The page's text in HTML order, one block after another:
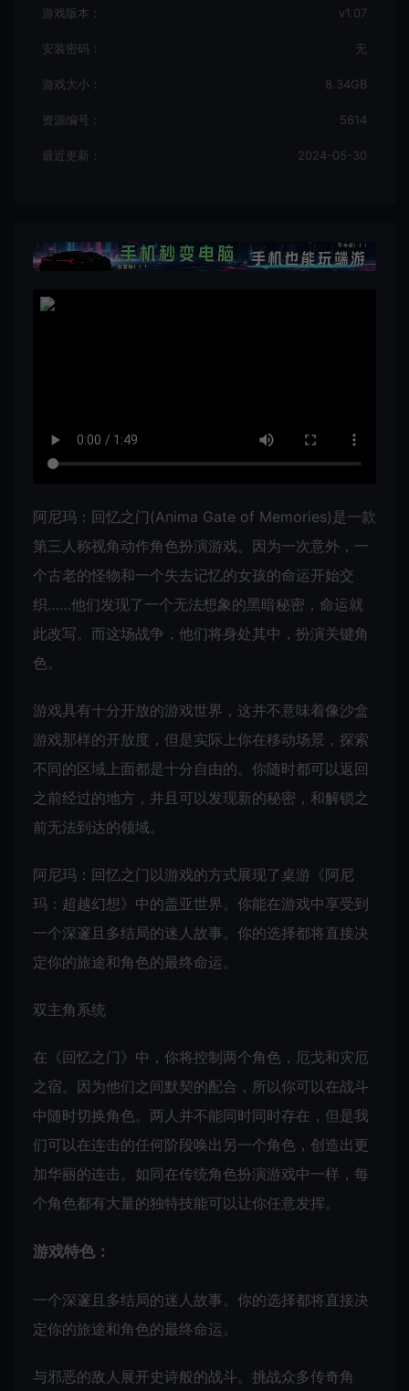
游戏版本： v1.07
安装密码： 无
游戏大小： 8.34GB
资源编号： 5614
最近更新： 2024-05-30
阿尼玛：回忆之门(Anima Gate of Memories)是一款
第三人称视角动作角色扮演游戏。因为一次意外，一
个古老的怪物和一个失去记忆的女孩的命运开始交
织……他们发现了一个无法想象的黑暗秘密，命运就
此改写。而这场战争，他们将身处其中，扮演关键角
色。
游戏具有十分开放的游戏世界，这并不意味着像沙盒
游戏那样的开放度，但是实际上你在移动场景，探索
不同的区域上面都是十分自由的。你随时都可以返回
之前经过的地方，并且可以发现新的秘密，和解锁之
前无法到达的领域。
阿尼玛：回忆之门以游戏的方式展现了桌游《阿尼
玛：超越幻想》中的盖亚世界。你能在游戏中享受到
一个深邃且多结局的迷人故事。你的选择都将直接决
定你的旅途和角色的最终命运。
双主角系统
在《回忆之门》中，你将控制两个角色，厄戈和灾厄
之宿。因为他们之间默契的配合，所以你可以在战斗
中随时切换角色。两人并不能同时同时存在，但是我
们可以在连击的任何阶段唤出另一个角色，创造出更
加华丽的连击。如同在传统角色扮演游戏中一样，每
个角色都有大量的独特技能可以让你任意发挥。
游戏特色：
一个深邃且多结局的迷人故事。你的选择都将直接决
定你的旅途和角色的最终命运。
与邪恶的敌人展开史诗般的战斗。挑战众多传奇角